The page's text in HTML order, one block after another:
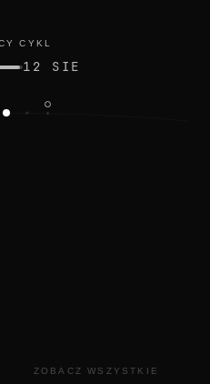
CYKL
12 SIE
ZOBACZ WSZYSTKIE